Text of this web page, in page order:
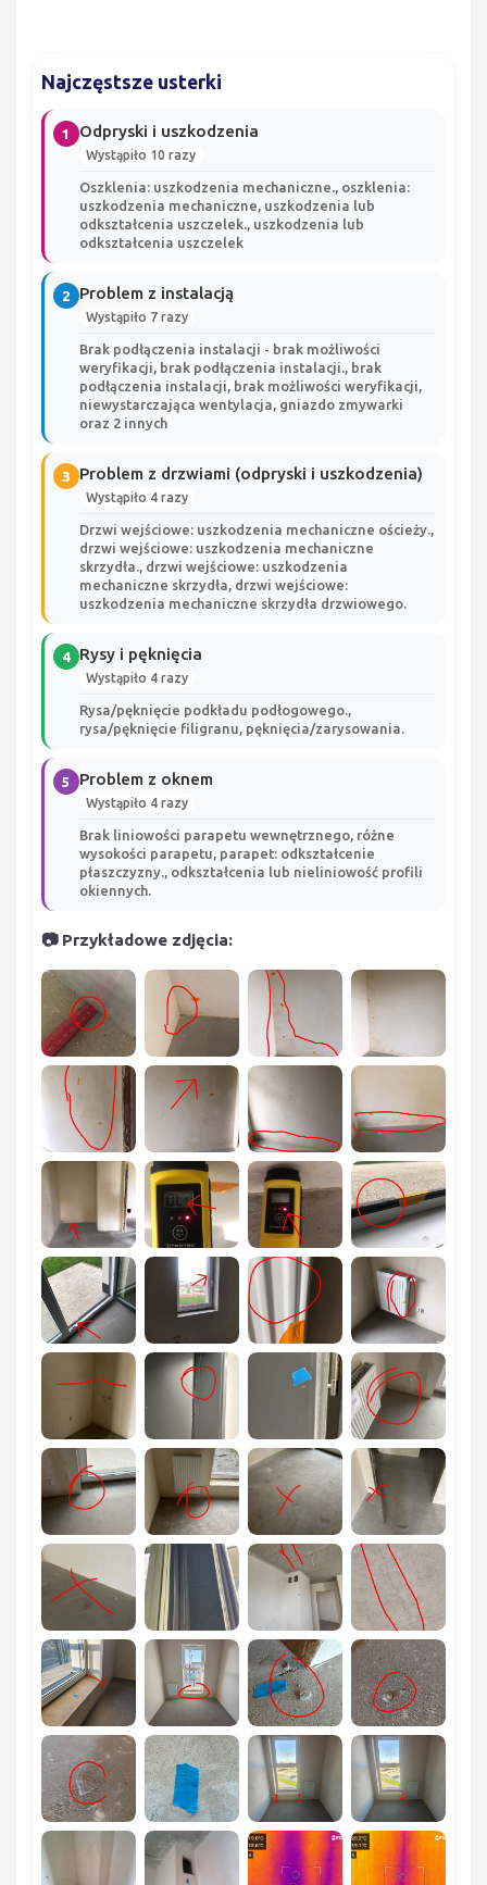
Najczęstsze usterki
1 Odpryski i uszkodzenia
Wystąpiło 10 razy
Oszklenia: uszkodzenia mechaniczne., oszklenia:
uszkodzenia mechaniczne, uszkodzenia lub
odkształcenia uszczelek., uszkodzenia lub
odkształcenia uszczelek
2 Problem z instalacją
Wystąpiło 7 razy
Brak podłączenia instalacji - brak możliwości
weryfikacji, brak podłączenia instalacji., brak
podłączenia instalacji, brak możliwości weryfikacji,
niewystarczająca wentylacja, gniazdo zmywarki
oraz 2 innych
3 Problem z drzwiami (odpryski i uszkodzenia)
Wystąpiło 4 razy
Drzwi wejściowe: uszkodzenia mechaniczne ościeży.,
drzwi wejściowe: uszkodzenia mechaniczne
skrzydła., drzwi wejściowe: uszkodzenia
mechaniczne skrzydła, drzwi wejściowe:
uszkodzenia mechaniczne skrzydła drzwiowego.
4 Rysy i pęknięcia
Wystąpiło 4 razy
Rysa/pęknięcie podkładu podłogowego.,
rysa/pęknięcie filigranu, pęknięcia/zarysowania.
5 Problem z oknem
Wystąpiło 4 razy
Brak liniowości parapetu wewnętrznego, różne
wysokości parapetu, parapet: odkształcenie
płaszczyzny., odkształcenia lub nieliniowość profili
okiennych.
📷 Przykładowe zdjęcia: